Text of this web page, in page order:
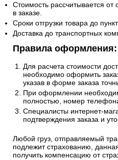
Стоимость рассчитывается
в заказе.
Сроки отгрузки товара до
Доставка до транспортных
Правила оформления:
Для расчета стоимости
необходимо оформить
указав в форме заказа
При оформлении
полностью, номер
Специалисты интернет-
подтверждения заказа и
Любой груз, отправляемый
подлежит страхованию,
получить компенсацию от